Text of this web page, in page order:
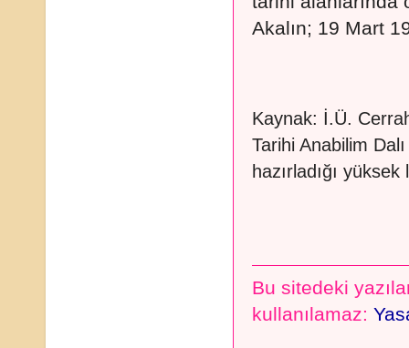
Akalın; 19 Mart
Kaynak: İ.Ü.
Tarihi Anabilim
hazırladığı
Bu sitedeki
kullanılamaz: